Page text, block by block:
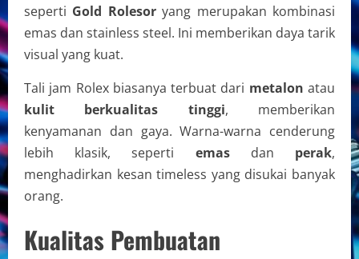
seperti Gold Rolesoryang merupakan kombinasi
emas dan stainless steel. Ini memberikan daya tarik
visual yang kuat.
Tali jam Rolex biasanya terbuat dari metalon atau
kulit berkualitas tinggi, memberikan
kenyamanan dan gaya. Warna-warna cenderung
lebih klasik, seperti emasdan perak,
menghadirkan kesan timeless yang disukai banyak
orang.
Kualitas Pembuatan